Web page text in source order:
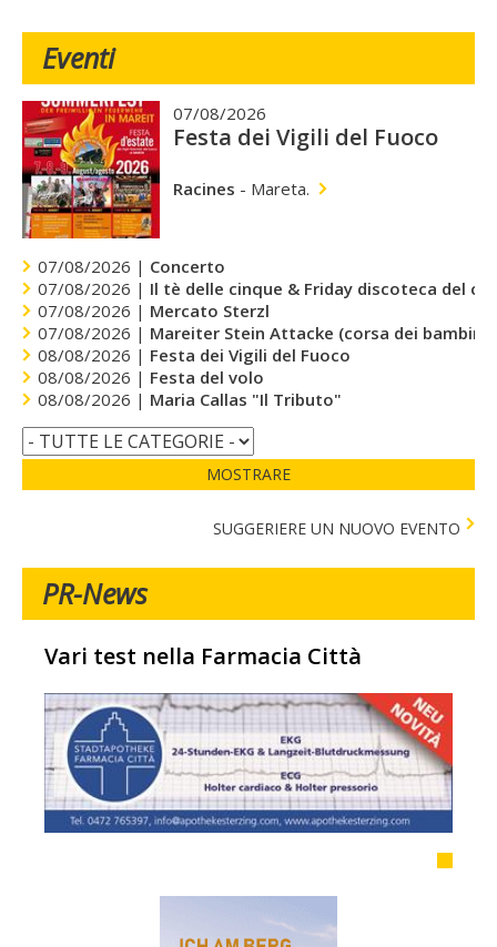
Eventi
07/08/2026
Festa dei Vigili del Fuoco
Racines - Mareta.
07/08/2026 | Concerto
07/08/2026 | Il tè delle cinque & Friday discoteca del
07/08/2026 | Mercato Sterzl
07/08/2026 | Mareiter Stein Attacke (corsa dei bambini)
08/08/2026 | Festa dei Vigili del Fuoco
08/08/2026 | Festa del volo
08/08/2026 | Maria Callas "Il Tributo"
MOSTRARE
SUGGERIERE UN NUOVO EVENTO
PR-News
Vari test nella Farmacia Città